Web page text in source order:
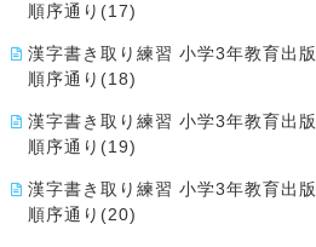
順序通り(17)
漢字書き取り練習 小学3年教育出版
順序通り(18)
漢字書き取り練習 小学3年教育出版
順序通り(19)
漢字書き取り練習 小学3年教育出版
順序通り(20)